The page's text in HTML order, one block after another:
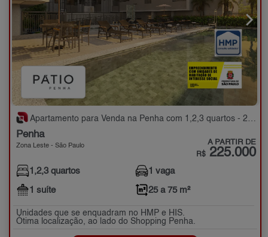
Apartamento para Venda na Penha com 1,2,3 quartos - 25 a 75 m²
Penha
Zona Leste - São Paulo A PARTIR DE
R$ 225.000
1,2,3 quartos
1 suíte
1 vaga
25 a 75 m²
Unidades que se enquadram no HMP e HIS.
Ótima localização, ao lado do Shopping Penha.